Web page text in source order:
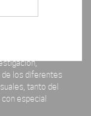
de los diferentes
tanto del
especial